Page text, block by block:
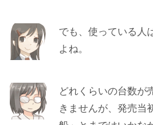
でも、使っている人
よね。
どれくらいの台数が
きませんが、発売当